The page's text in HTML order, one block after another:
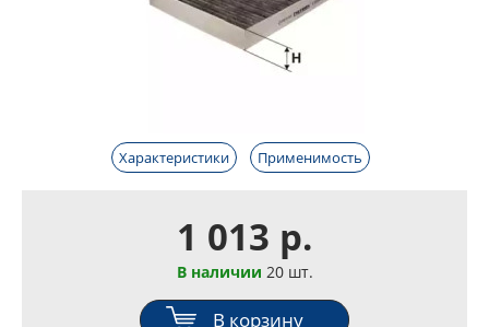
Характеристики Применимость
1 013 р.
В наличии 20 шт.
В корзину